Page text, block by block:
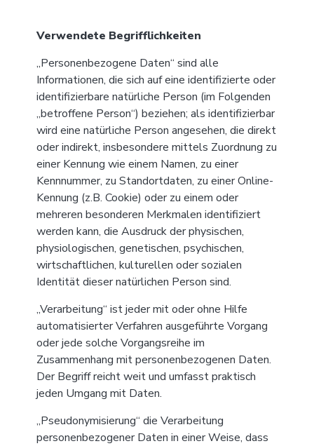
Verwendete Begrifflichkeiten
„Personenbezogene Daten“ sind alle
Informationen, die sich auf eine identifizierte oder
identifizierbare natürliche Person (im Folgenden
„betroffene Person“) beziehen; als identifizierbar
wird eine natürliche Person angesehen, die direkt
oder indirekt, insbesondere mittels Zuordnung zu
einer Kennung wie einem Namen, zu einer
Kennnummer, zu Standortdaten, zu einer Online-
Kennung (z.B. Cookie) oder zu einem oder
mehreren besonderen Merkmalen identifiziert
werden kann, die Ausdruck der physischen,
physiologischen, genetischen, psychischen,
wirtschaftlichen, kulturellen oder sozialen
Identität dieser natürlichen Person sind.
„Verarbeitung“ ist jeder mit oder ohne Hilfe
automatisierter Verfahren ausgeführte Vorgang
oder jede solche Vorgangsreihe im
Zusammenhang mit personenbezogenen Daten.
Der Begriff reicht weit und umfasst praktisch
jeden Umgang mit Daten.
„Pseudonymisierung“ die Verarbeitung
personenbezogener Daten in einer Weise, dass